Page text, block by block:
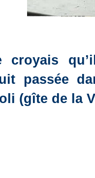
croyais
passée
(gîte de la